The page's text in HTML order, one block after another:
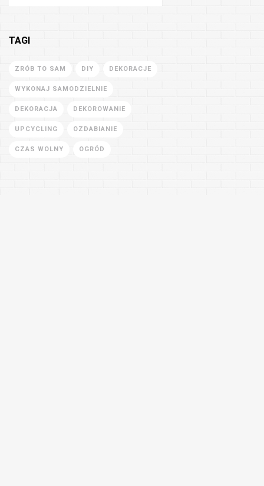
TAGI
ZRÓB TO SAM DIY DEKORACJE
WYKONAJ SAMODZIELNIE
DEKORACJA DEKOROWANIE
UPCYCLING OZDABIANIE
CZAS WOLNY OGRÓD